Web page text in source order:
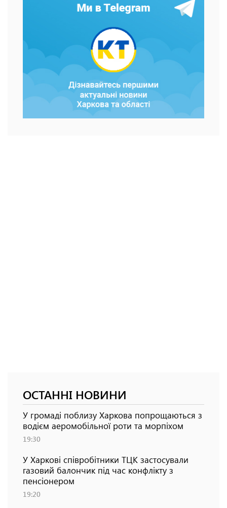
ОСТАННІ НОВИНИ
У громаді поблизу Харкова попрощаються з
водієм аеромобільної роти та морпіхом
19:30
У Харкові співробітники ТЦК застосували
газовий балончик під час конфлікту з
пенсіонером
19:20